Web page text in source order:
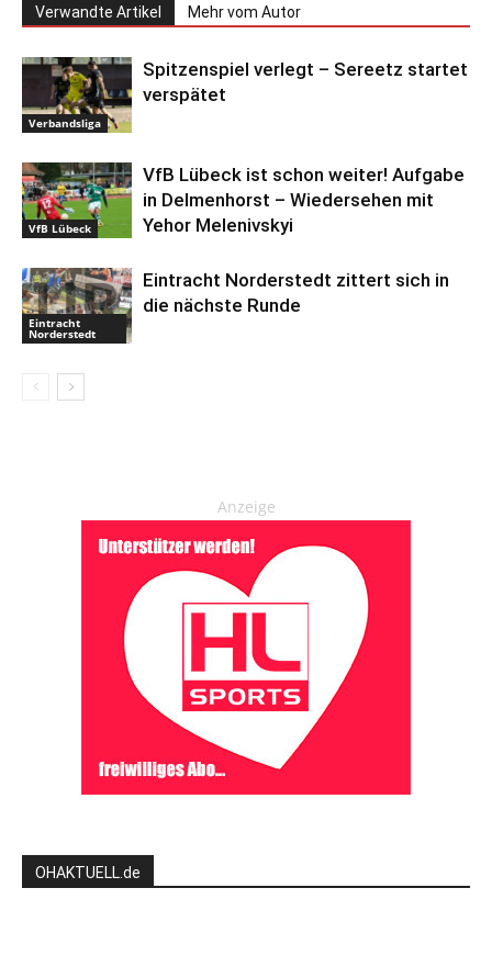
Verwandte Artikel Mehr vom Autor
Verbandsliga
Spitzenspiel verlegt – Sereetz startet
verspätet
VfB Lübeck
VfB Lübeck ist schon weiter! Aufgabe
in Delmenhorst – Wiedersehen mit
Yehor Melenivskyi
Eintracht
Norderstedt
Eintracht Norderstedt zittert sich in
die nächste Runde
Anzeige
OHAKTUELL.de